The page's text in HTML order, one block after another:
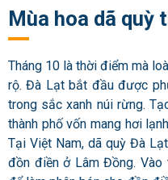
Mùa hoa dã quỳ
Tháng 10 là thời điểm mà
rộ. Đà Lạt bắt đầu được
trong sắc xanh núi rừng.
thành phố vốn mang hơi
Tại Việt Nam, dã quỳ Đà
đồn điền ở Lâm Đồng.